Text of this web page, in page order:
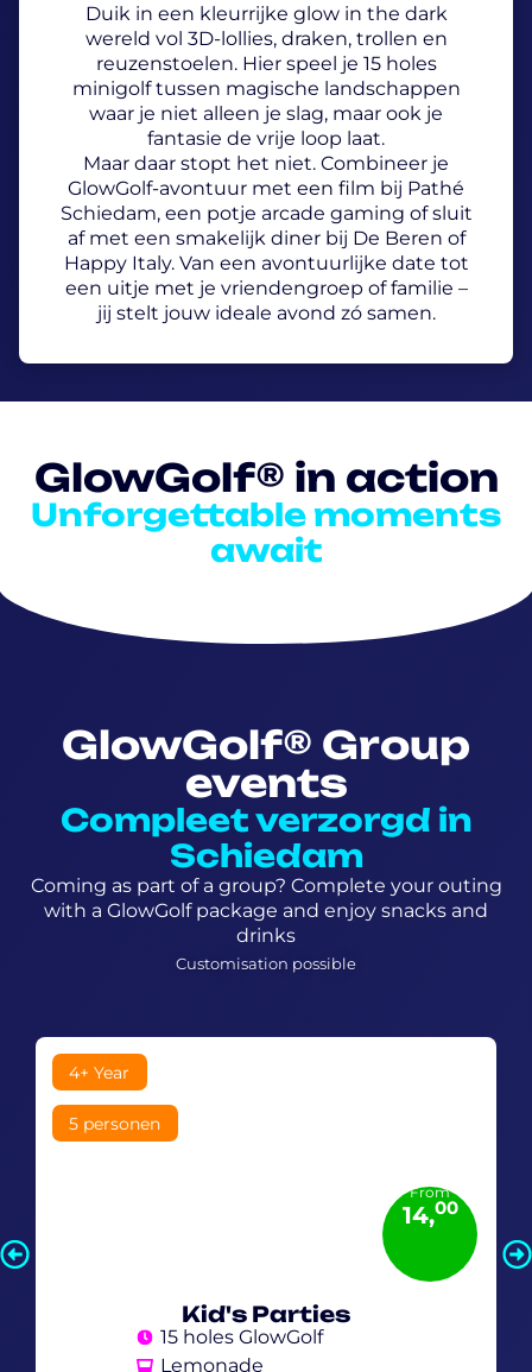
Duik in een kleurrijke glow in the dark
wereld vol 3D-lollies, draken, trollen en
reuzenstoelen. Hier speel je 15 holes
minigolf tussen magische landschappen
waar je niet alleen je slag, maar ook je
fantasie de vrije loop laat.
Maar daar stopt het niet. Combineer je
GlowGolf-avontuur met een film bij Pathé
Schiedam, een potje arcade gaming of sluit
af met een smakelijk diner bij De Beren of
Happy Italy. Van een avontuurlijke date tot
een uitje met je vriendengroep of familie –
jij stelt jouw ideale avond zó samen.
GlowGolf® in action
Unforgettable moments
await
GlowGolf® Group
events
Compleet verzorgd in
Schiedam
Coming as part of a group? Complete your outing
with a GlowGolf package and enjoy snacks and
drinks
Customisation possible
From
14,00
4+ Year
5 personen
Kid's Parties
15 holes GlowGolf
Lemonade